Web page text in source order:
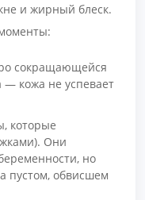
и жирный блеск.
сокращающейся
— кожа не успевает
которые
Они
но
пустом, обвисшем